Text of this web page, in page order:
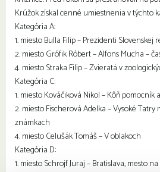
Krúžok získal cenné umiestnenia v týchto
Kategória A:
1. miesto Bulla Filip – Prezidenti Slovenskej
2. miesto Grófik Róbert – Alfons Mucha –
4. miesto Straka Filip – Zvieratá v
Kategória C:
1. miesto Kováčiková Nikol – Kôň pomocník
2. miesto Fischerová Adelka – Vysoké Tatry
známkach
4. miesto Celušák Tomáš – V oblakoch
Kategória D:
1. miesto Schrojf Juraj – Bratislava, mesto